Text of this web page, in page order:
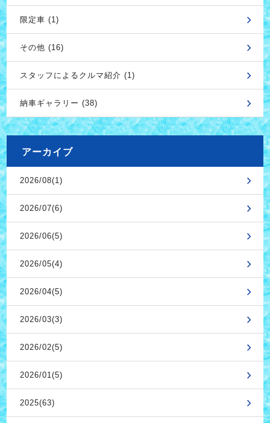
限定車 (1)
その他 (16)
スタッフによるクルマ紹介 (1)
納車ギャラリー (38)
アーカイブ
2026/08(1)
2026/07(6)
2026/06(5)
2026/05(4)
2026/04(5)
2026/03(3)
2026/02(5)
2026/01(5)
2025(63)